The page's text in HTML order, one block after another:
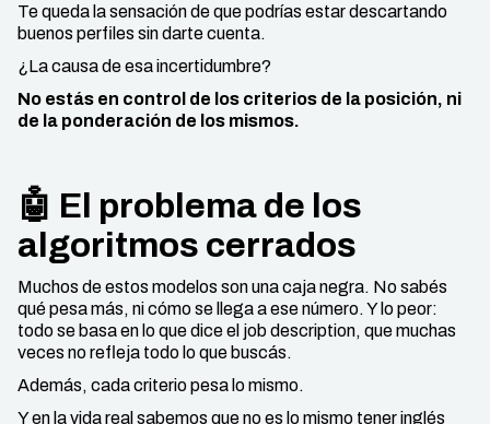
Te queda la sensación de que podrías estar descartando
buenos perfiles sin darte cuenta.
¿La causa de esa incertidumbre?
No estás en control de los criterios de la posición, ni
de la ponderación de los mismos.
🤖 El problema de los
algoritmos cerrados
Muchos de estos modelos son una caja negra. No sabés
qué pesa más, ni cómo se llega a ese número. Y lo peor:
todo se basa en lo que dice el job description, que muchas
veces no refleja todo lo que buscás.
Además, cada criterio pesa lo mismo.
Y en la vida real sabemos que no es lo mismo tener inglés